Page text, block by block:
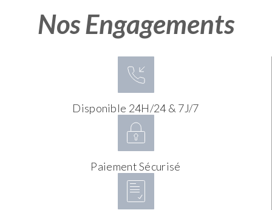
Nos Engagements
Disponible 24H/24 & 7J/7
Paiement Sécurisé